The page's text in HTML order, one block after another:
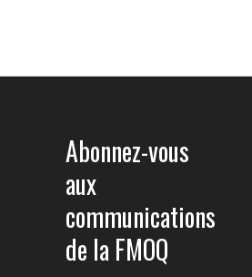
Abonnez-vous
aux
communications
de la FMOQ